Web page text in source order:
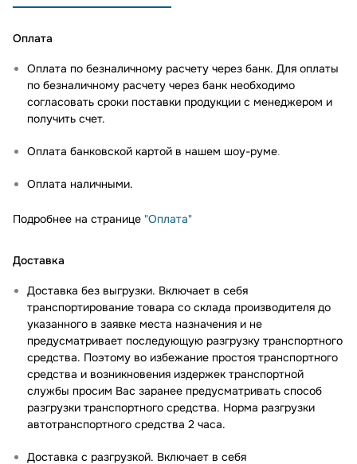
Оплата
Оплата по безналичному расчету через банк. Для оплаты
по безналичному расчету через банк необходимо
согласовать сроки поставки продукции с менеджером и
получить счет.
Оплата банковской картой в нашем шоу-руме.
Оплата наличными.
Подробнее на странице "Оплата"
Доставка
Доставка без выгрузки. Включает в себя
транспортирование товара со склада производителя до
указанного в заявке места назначения и не
предусматривает последующую разгрузку транспортного
средства. Поэтому во избежание простоя транспортного
средства и возникновения издержек транспортной
службы просим Вас заранее предусматривать способ
разгрузки транспортного средства. Норма разгрузки
автотранспортного средства 2 часа.
Доставка с разгрузкой. Включает в себя